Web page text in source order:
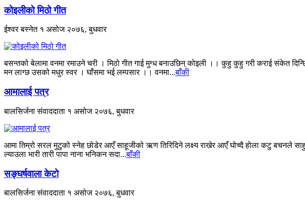
कोइलीको मिठो गीत
ईश्वर बस्नेत १ असोज २०७६, बुधवार
बसन्तको बेलामा वनमा रमाउने चरी । मिठो गीत गाई मुग्ध बनाउछिन् कोइली ।। कुहु कुहु गरी कराई संकेत
मन लाग्छ उसको मधुर स्वर । घाँसमा भई लम्पसार ।। वनमा...बाँकी
आमालाई पत्र
बालसिर्जना संवाददाता १ असोज २०७६, बुधवार
आमा तिम्रो सरल मुटुको स्नेह छोडेर आएँ साहूजीको ऋण तिरिदिने लक्ष्य राखेर आएँ घोच्दै होला कटु बचनले
ल्याउला भारी तारी पापा नाना भनिकन सदा...बाँकी
सङ्घर्षवाला केटो
बालसिर्जना संवाददाता १ असोज २०७६, बुधवार